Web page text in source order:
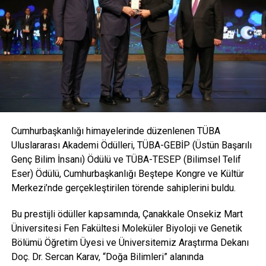
Yerbilimcilerin yalnızca nerede deprem olabileceğini
kestirebildiklerini, depremin büyüklüğünü tahmin
edebildiklerini anlatan Boğaziçi Üniversitesi Kandilli
Rasathanesi ve Deprem Araştırma Enstitüsü Ulusal
Deprem İzleme Merkezi Müdürü Dr. Doğan Kalafat
açıklamalarını şu şekilde sürdürdü: Ama ne zaman deprem
olacağı konusanda bir şey söylememiz mümkün değil.
Yapabileceğimiz şu: ‘O bölgedeki olan depremlerin
içeriyor.”….
DEPREMİN ARDINDAN DEPREMİN BÜYÜKLÜĞÜ
KONUSUNDA YAŞANAN KARIŞIKLIK
karışıklığın nedenine de değerlendiren Kalafat, bunun
nedenini deprem büyüklüğü konusunda farklı ölçüler
kullanılmasına bağladı
Cumhurbaşkanlığı himayelerinde düzenlenen TÜBA
Uluslararası Akademi Ödülleri, TÜBA-GEBİP (Üstün Başarılı
Genç Bilim İnsanı) Ödülü ve TÜBA-TESEP (Bilimsel Telif
Eser) Ödülü, Cumhurbaşkanlığı Beştepe Kongre ve Kültür
Merkezi’nde gerçekleştirilen törende sahiplerini buldu.
Bu prestijli ödüller kapsamında, Çanakkale Onsekiz Mart
Üniversitesi Fen Fakültesi Moleküler Biyoloji ve Genetik
Bölümü Öğretim Üyesi ve Üniversitemiz Araştırma Dekanı
Doç. Dr. Sercan Karav, “Doğa Bilimleri” alanında